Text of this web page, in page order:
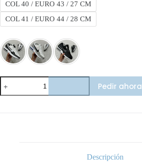
COL 40 / EURO 43 / 27 CM
COL 41 / EURO 44 / 28 CM
Nike
Air
Max
Pedir ahora
Descripción